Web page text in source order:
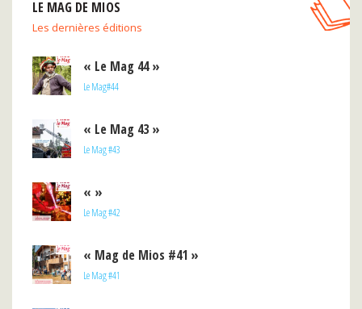
LE MAG DE MIOS
Les dernières éditions
« Le Mag 44 »
Le Mag#44
« Le Mag 43 »
Le Mag #43
« »
Le Mag #42
« Mag de Mios #41 »
Le Mag #41